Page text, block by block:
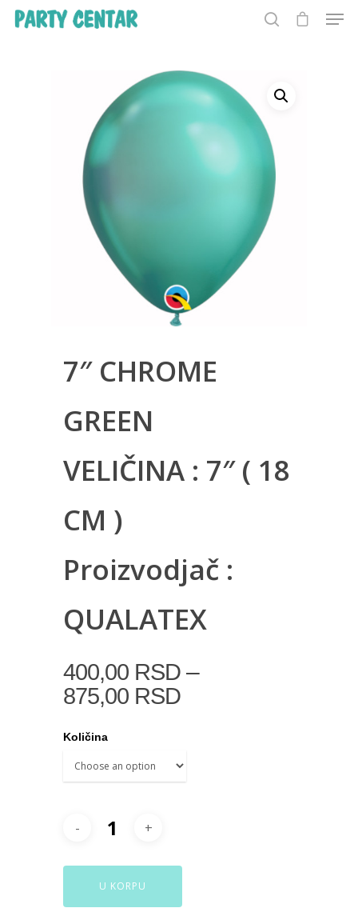
Hit enter to search or ESC to close
7″ CHROME
GREEN
VELIČINA : 7″ ( 18
CM )
Proizvodjač :
QUALATEX
400,00 RSD –
875,00 RSD
Količina
U KORPU